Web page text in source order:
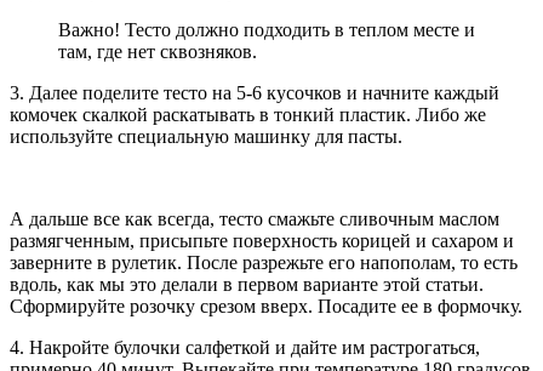
Важно! Тесто должно подходить в теплом месте и
там, где нет сквозняков.
3. Далее поделите тесто на 5-6 кусочков и начните каждый
комочек скалкой раскатывать в тонкий пластик. Либо же
используйте специальную машинку для пасты.
А дальше все как всегда, тесто смажьте сливочным маслом
размягченным, присыпьте поверхность корицей и сахаром и
заверните в рулетик. После разрежьте его напополам, то есть
вдоль, как мы это делали в первом варианте этой статьи.
Сформируйте розочку срезом вверх. Посадите ее в формочку.
4. Накройте булочки салфеткой и дайте им растрогаться,